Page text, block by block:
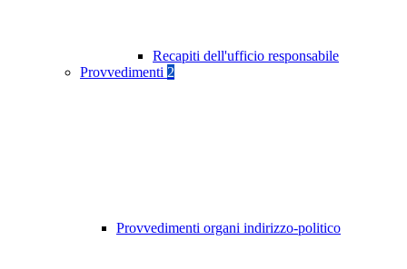
Recapiti dell'ufficio responsabile
Provvedimenti 2
Provvedimenti organi indirizzo-politico